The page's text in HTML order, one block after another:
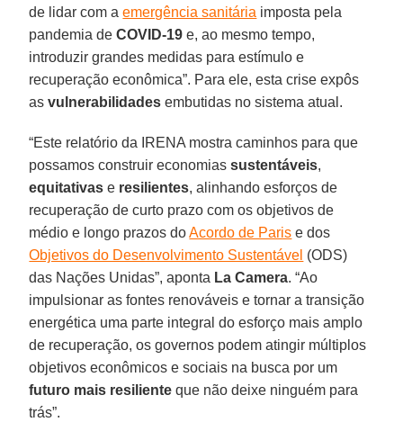
de lidar com aemergência sanitária imposta pela
pandemia deCOVID-19 e, ao mesmo tempo,
introduzir grandes medidas para estímulo e
recuperação econômica”. Para ele, esta crise expôs
asvulnerabilidades embutidas no sistema atual.
“Este relatório da IRENA mostra caminhos para que
possamos construir economiassustentáveis,
equitativas e resilientes, alinhando esforços de
recuperação de curto prazo com os objetivos de
médio e longo prazos doAcordo de Paris e dos
Objetivos do Desenvolvimento Sustentável (ODS)
das Nações Unidas”, aponta La Camera. “Ao
impulsionar as fontes renováveis e tornar a transição
energética uma parte integral do esforço mais amplo
de recuperação, os governos podem atingir múltiplos
objetivos econômicos e sociais na busca por um
futuro mais resiliente que não deixe ninguém para
trás”.